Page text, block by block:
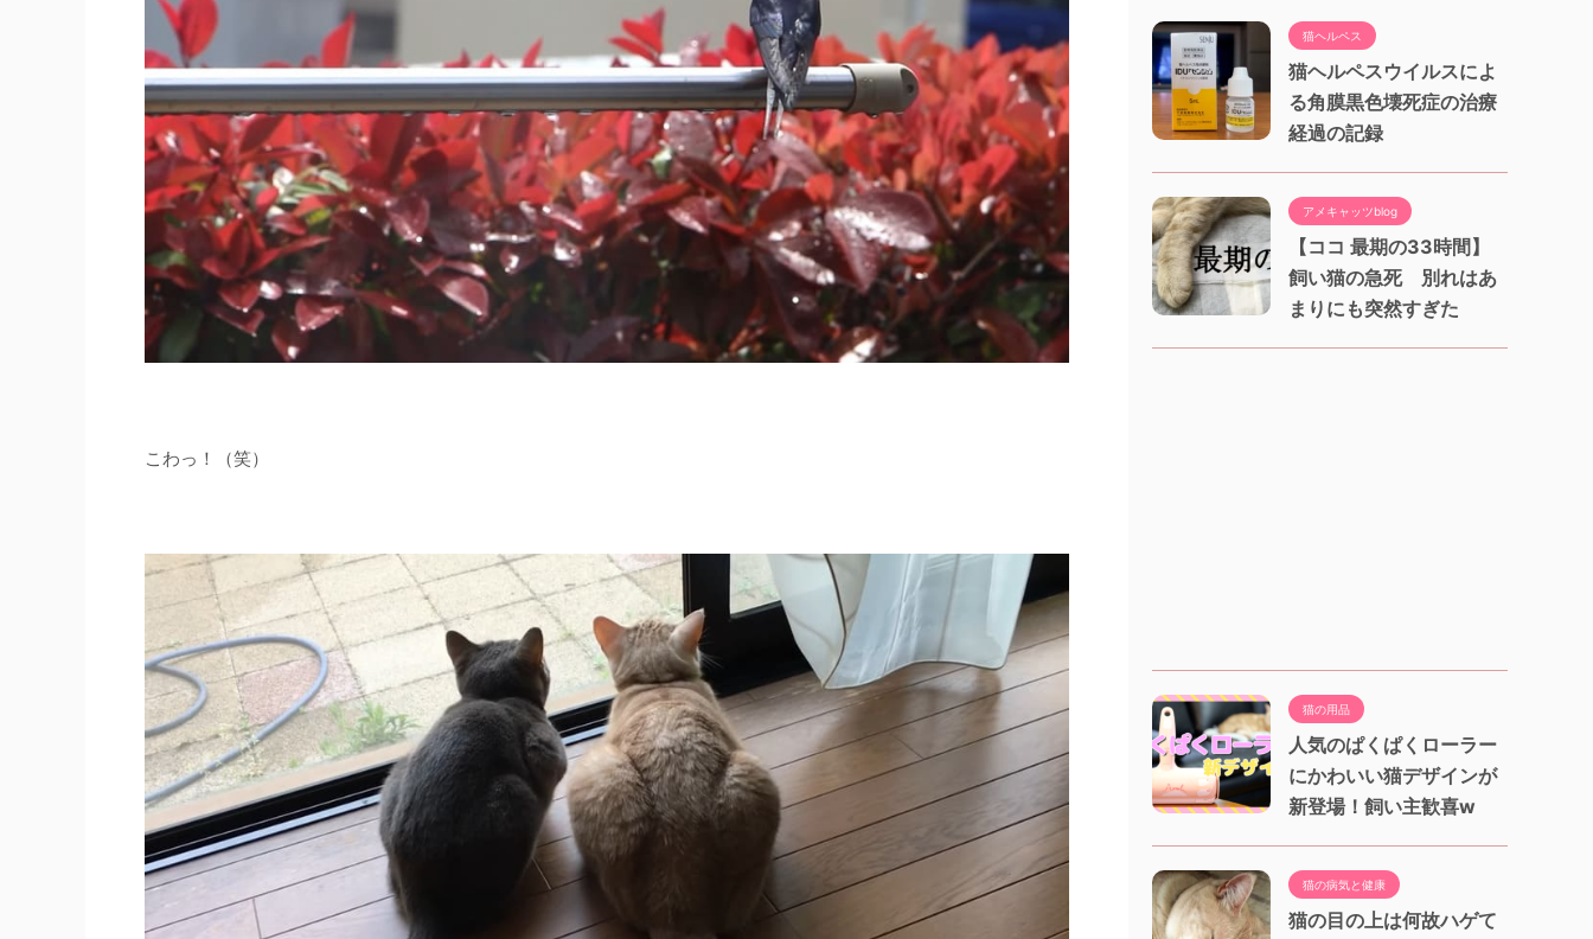
こわっ！（笑）
猫ヘルペス
猫ヘルペスウイルスによ
る角膜黒色壊死症の治療
経過の記録
アメキャッツblog
【ココ 最期の33時間】
飼い猫の急死 別れはあ
まりにも突然すぎた
猫の用品
人気のぱくぱくローラー
にかわいい猫デザインが
新登場！飼い主歓喜w
猫の病気と健康
猫の目の上は何故ハゲて